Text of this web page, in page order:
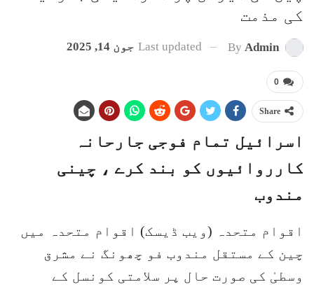
کی مذمت
By Admin
Last updated جون 14, 2025
0
Share
اسرائیل تمام فوجی جارحانہ
کارروائیوں کو بند کرے ، چینی
مندوب
اقوام متحدہ (ویب ڈیسک) اقوام متحدہ میں
چین کے مستقل مندوب فو چھونگ نے مشرق
وسطیٰ کی صورت حال پر سلامتی کونسل کے